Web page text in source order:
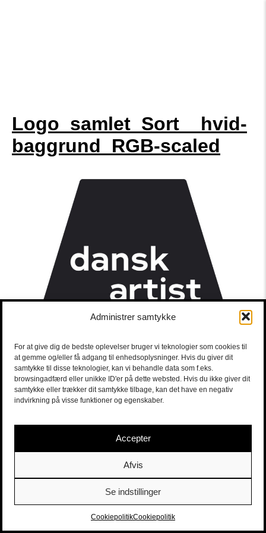
Administrer samtykke
For at give dig de bedste oplevelser bruger vi teknologier som cookies til
at gemme og/eller få adgang til enhedsoplysninger. Hvis du giver dit
samtykke til disse teknologier, kan vi behandle data som f.eks.
browsingadfærd eller unikke ID'er på dette websted. Hvis du ikke giver dit
samtykke eller trækker dit samtykke tilbage, kan det have en negativ
indvirkning på visse funktioner og egenskaber.
Accepter
Afvis
Se indstillinger
CookiepolitikCookiepolitik
Logo_samlet_Sort__hvid-
baggrund_RGB-scaled
Sort/Hvid | Staldgade 26-30 - 1699 Købehavn V |Billetter
|billet@sort-hvid.dk